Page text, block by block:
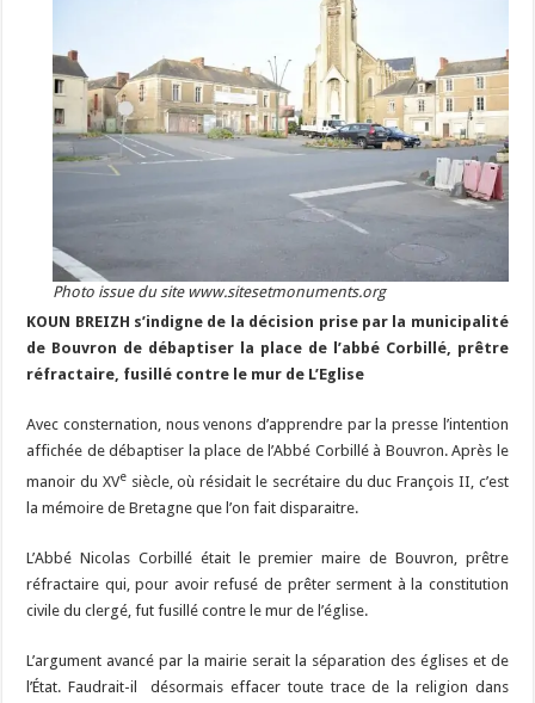
Photo issue du site www.sitesetmonuments.org
KOUN BREIZH s’indigne de la décision prise par la municipalité
de Bouvron de débaptiser la place de l’abbé Corbillé, prêtre
réfractaire, fusillé contre le mur de L’Eglise
Avec consternation, nous venons d’apprendre par la presse l’intention
affichée de débaptiser la place de l’Abbé Corbillé à Bouvron. Après le
manoir du XVesiècle, où résidait le secrétaire du duc François II, c’est
la mémoire de Bretagne que l’on fait disparaitre.
L’Abbé Nicolas Corbillé était le premier maire de Bouvron, prêtre
réfractaire qui, pour avoir refusé de prêter serment à la constitution
civile du clergé, fut fusillé contre le mur de l’église.
L’argument avancé par la mairie serait la séparation des églises et de
l’État. Faudrait-il désormais effacer toute trace de la religion dans